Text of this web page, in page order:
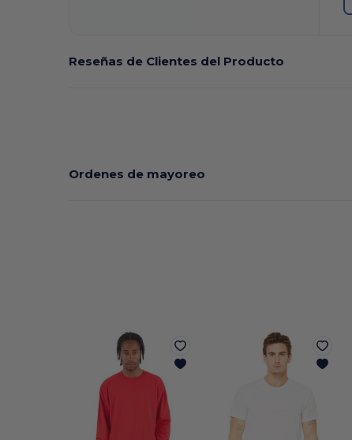
Reseñas de Clientes del Producto
Ordenes de mayoreo